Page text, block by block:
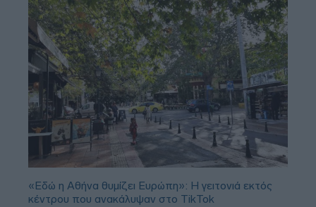
«Εδώ η Αθήνα θυμίζει Ευρώπη»: H γειτονιά εκτός
κέντρου που ανακάλυψαν στο TikTok